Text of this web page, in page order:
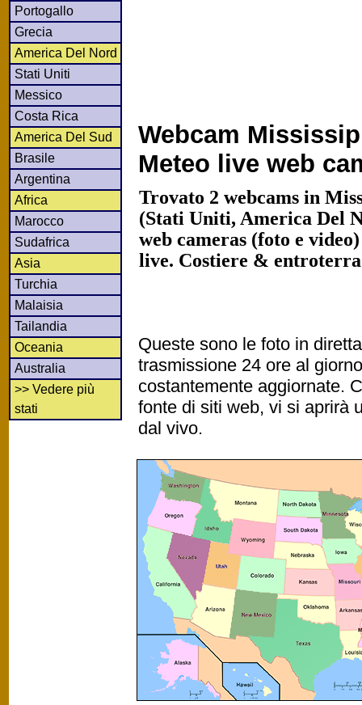
Portogallo
Grecia
America Del Nord
Stati Uniti
Messico
Costa Rica
America Del Sud
Brasile
Argentina
Africa
Marocco
Sudafrica
Asia
Turchia
Malaisia
Tailandia
Oceania
Australia
>> Vedere più
stati
Webcam
Meteo live web
Trovato 2 webcams in
(Stati Uniti, America Del
web cameras (foto e
live. Costiere & entroterra
Queste sono le foto in
trasmissione 24 ore al
costantemente aggiornate.
fonte di siti web, vi si aprirà
dal vivo.